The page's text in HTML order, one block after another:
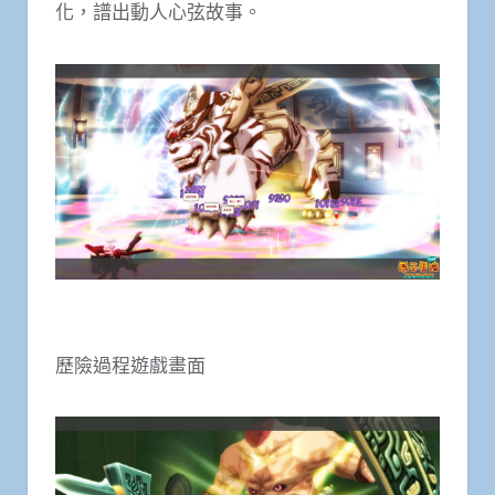
化，譜出動人心弦故事。
歷險過程遊戲畫面